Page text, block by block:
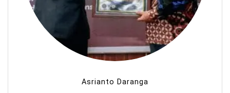
Asrianto Daranga